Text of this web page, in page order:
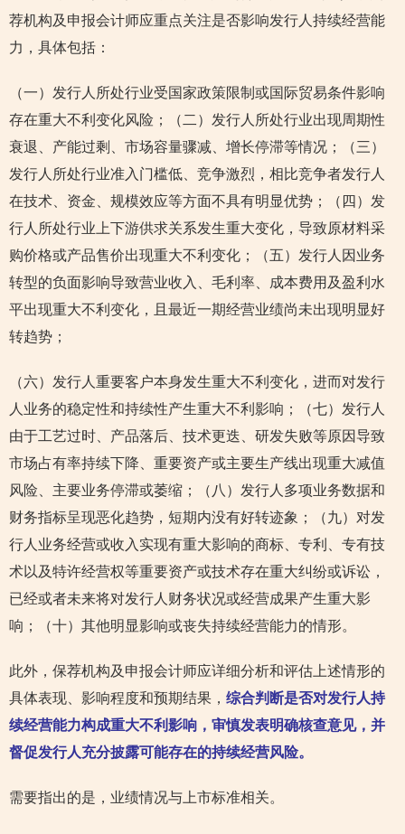
荐机构及申报会计师应重点关注是否影响发行人持续经营能
力，具体包括：
（一）发行人所处行业受国家政策限制或国际贸易条件影响
存在重大不利变化风险；（二）发行人所处行业出现周期性
衰退、产能过剩、市场容量骤减、增长停滞等情况；（三）
发行人所处行业准入门槛低、竞争激烈，相比竞争者发行人
在技术、资金、规模效应等方面不具有明显优势；（四）发
行人所处行业上下游供求关系发生重大变化，导致原材料采
购价格或产品售价出现重大不利变化；（五）发行人因业务
转型的负面影响导致营业收入、毛利率、成本费用及盈利水
平出现重大不利变化，且最近一期经营业绩尚未出现明显好
转趋势；
（六）发行人重要客户本身发生重大不利变化，进而对发行
人业务的稳定性和持续性产生重大不利影响；（七）发行人
由于工艺过时、产品落后、技术更迭、研发失败等原因导致
市场占有率持续下降、重要资产或主要生产线出现重大减值
风险、主要业务停滞或萎缩；（八）发行人多项业务数据和
财务指标呈现恶化趋势，短期内没有好转迹象；（九）对发
行人业务经营或收入实现有重大影响的商标、专利、专有技
术以及特许经营权等重要资产或技术存在重大纠纷或诉讼，
已经或者未来将对发行人财务状况或经营成果产生重大影
响；（十）其他明显影响或丧失持续经营能力的情形。
此外，保荐机构及申报会计师应详细分析和评估上述情形的
具体表现、影响程度和预期结果， 综合判断是否对发行人持
续经营能力构成重大不利影响，审慎发表明确核查意见，并
督促发行人充分披露可能存在的持续经营风险。
需要指出的是，业绩情况与上市标准相关。